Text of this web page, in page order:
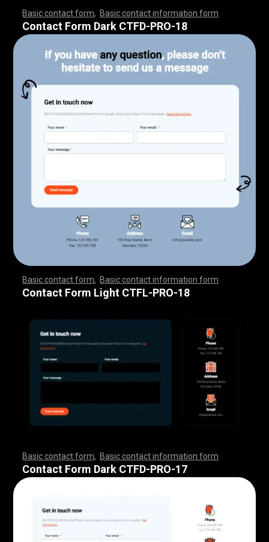
Basic contact form Basic contact information form
,,,,,,,,,,,,,,,,,,,,, ,,,,,,,,,,,,,,,,,,,,,,,,,,,,,,,,,,
,,,,,,,,,,,,,,,,,,,,, ,,,,,,,,,,,,,,,,,,,,,,,,,,,
Contact Form Dark CTFD-PRO-18
Basic contact form Basic contact information form
,,,,,,,,,,,,,,,,,,,,, ,,,,,,,,,,,,,,,,,,,,,,,,,,,,,,,,,,
,,,,,,,,,,,,,,,,,,,,, ,,,,,,,,,,,,,,,,,,,,,,,,,,,
Contact Form Light CTFL-PRO-18
Basic contact form Basic contact information form
,,,,,,,,,,,,,,,,,,,,, ,,,,,,,,,,,,,,,,,,,,,,,,,,,,,,,,,,
,,,,,,,,,,,,,,,,,,,,, ,,,,,,,,,,,,,,,,,,,,,,,,,,,
Contact Form Dark CTFD-PRO-17